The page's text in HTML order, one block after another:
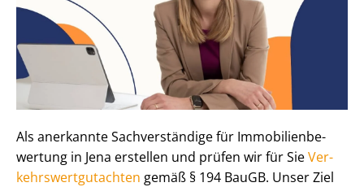
Als anerkannte Sachverständige für Im­mo­bi­li­en­be­
wer­tung in Jena erstellen und prüfen wir für SieVer­
kehrs­wert­gut­ach­ten gemäß § 194 BauGB. Unser Ziel